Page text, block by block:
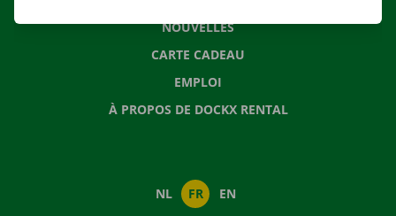
NOUVELLES
CARTE CADEAU
EMPLOI
À PROPOS DE DOCKX RENTAL
NL FR EN